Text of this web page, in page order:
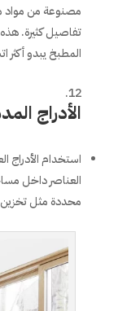
مصنوعة من مواد
تفاصيل كثيرة.
المطبخ يبدو أكثر
الأدراج
استخدام الأدراج
العناصر داخل
محددة مثل تخزين